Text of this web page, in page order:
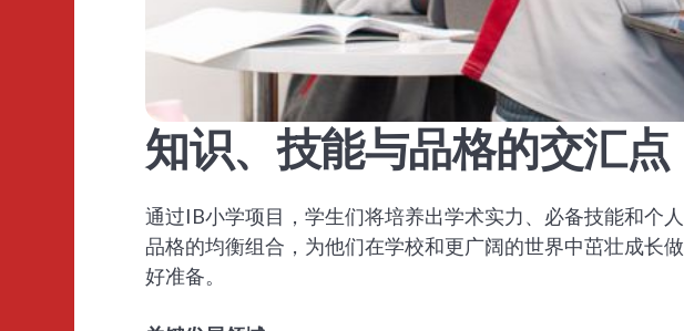
知识、技能与品格的交汇点
通过IB小学项目，学生们将培养出学术实力、必备技能和个人
品格的均衡组合，为他们在学校和更广阔的世界中茁壮成长做
好准备。